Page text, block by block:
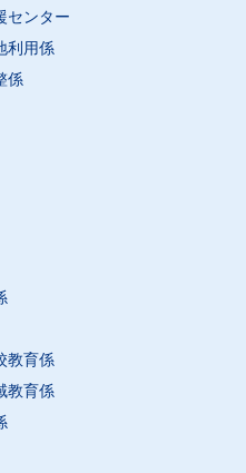
センター
利用係
係
教育係
教育係